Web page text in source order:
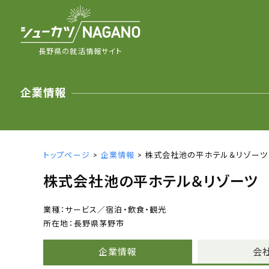
長野県の就活情報サイト
企業情報
トップページ > 企業情報 > 株式会社池の平ホテル＆リゾーツ
株式会社池の平ホテル＆リゾーツ
サービス／宿泊・飲食・観光
長野県茅野市
企業情報 会